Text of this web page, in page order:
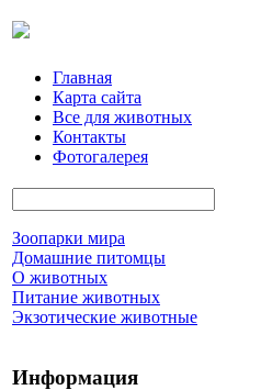
Главная
Карта сайта
Все для животных
Контакты
Фотогалерея
Зоопарки мира
Домашние питомцы
О животных
Питание животных
Экзотические животные
Информация